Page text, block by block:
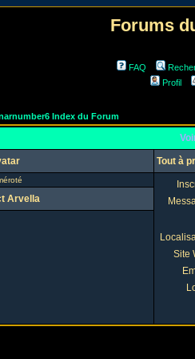
Forums
FAQ
Profil
Index du Forum
Tout à
Site
Arvella